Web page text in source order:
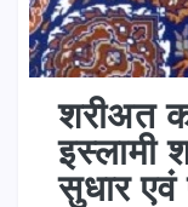
शरीअत
इस्लामी
सुधार एवं